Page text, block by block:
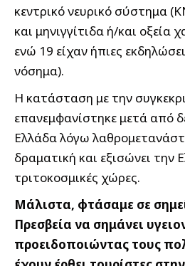
κεντρικό νευρικό σύστημα
και μηνιγγίτιδα ή/και
ενώ 19 είχαν ήπιες
νόσημα).
Η κατάσταση με την
επανεμφανίστηκε μετά από
Ελλάδα λόγω
δραματική και εξισώνει την
τριτοκοσμικές χώρες.
Μάλιστα, φτάσαμε σε
Πρεσβεία να σημάνει
προειδοποιώντας τους